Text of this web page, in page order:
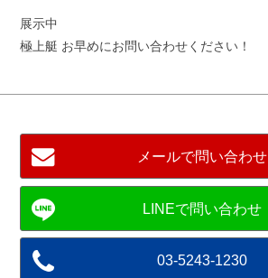
展示中
極上艇 お早めにお問い合わせください！
メールで問い合わせ
03-5243-1230